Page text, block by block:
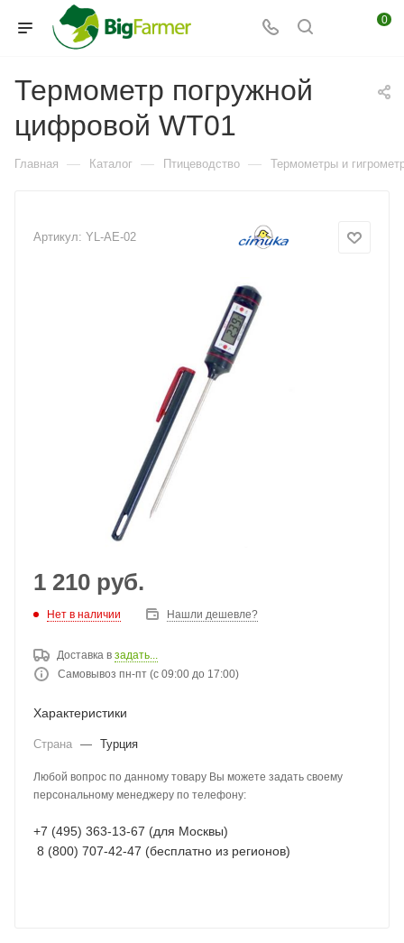
0
Термометр погружной
цифровой WT01
Главная — Каталог — Птицеводство — Термометры и
Артикул: YL-AE-02
1 210 руб.
Нет в наличии Нашли дешевле?
Доставка в задать...
Самовывоз пн-пт (с 09:00 до 17:00)
Характеристики
Страна — Турция
Любой вопрос по данному товару Вы можете задать своему
персональному менеджеру по телефону:
+7 (495) 363-13-67 (для Москвы)
8 (800) 707-42-47 (бесплатно из регионов)